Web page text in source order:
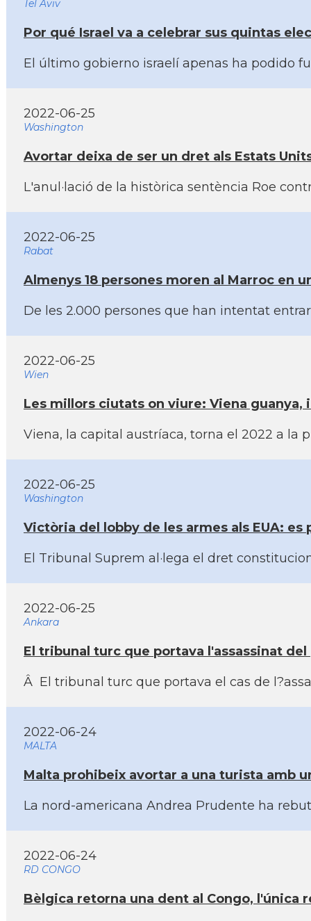
Tel Aviv
Por qué Israel va a celebrar sus quintas
El último gobierno israelí­ apenas ha podido
2022-06-25
Washington
Avortar deixa de ser un dret als Estats
L'anul·lació de la històrica sentència Roe
2022-06-25
Rabat
Almenys 18 persones moren al Marroc en
De les 2.000 persones que han intentat
2022-06-25
Wien
Les millors ciutats on viure: Viena
Viena, la capital austrí­aca, torna el 2022 a la
2022-06-25
Washington
Victòria del lobby de les armes als EUA:
El Tribunal Suprem al·lega el dret
2022-06-25
Ankara
El tribunal turc que portava l'assassinat
Â El tribunal turc que portava el cas de
2022-06-24
MALTA
Malta prohibeix avortar a una turista amb
La nord-americana Andrea Prudente ha
2022-06-24
RD CONGO
Bèlgica retorna una dent al Congo, l'única